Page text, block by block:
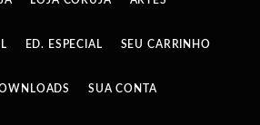
ED. ESPECIAL SEU CARRINHO
SUA CONTA